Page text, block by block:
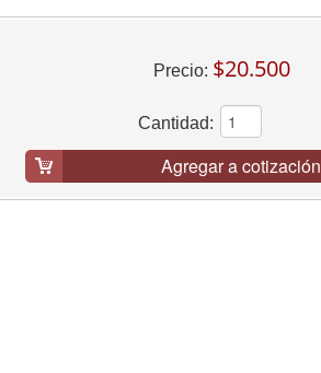
Precio: $20.500
Cantidad:
Agregar a cotización